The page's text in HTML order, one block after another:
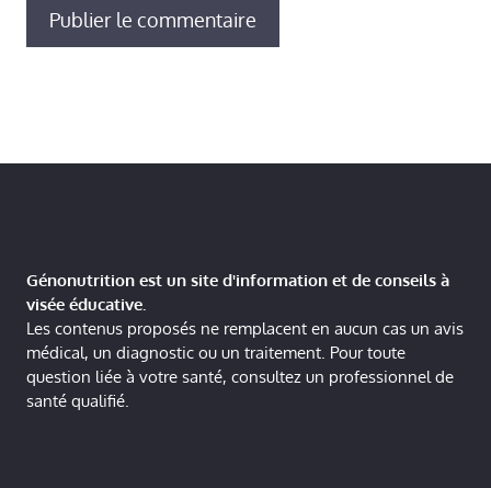
Génonutrition est un site d'information et de conseils à
visée éducative.
Les contenus proposés ne remplacent en aucun cas un avis
médical, un diagnostic ou un traitement. Pour toute
question liée à votre santé, consultez un professionnel de
santé qualifié.